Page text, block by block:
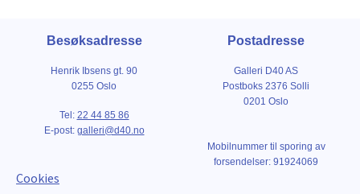
Besøksadresse
Henrik Ibsens gt. 90
0255 Oslo
Tel: 22 44 85 86
E-post: galleri@d40.no
Cookies
Postadresse
Galleri D40 AS
Postboks 2376 Solli
0201 Oslo
Mobilnummer til sporing av
forsendelser: 91924069